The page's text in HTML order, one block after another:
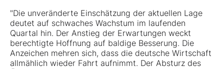
"Die unveränderte Einschätzung der aktuellen Lage
deutet auf schwaches Wachstum im laufenden
Quartal hin. Der Anstieg der Erwartungen weckt
berechtigte Hoffnung auf baldige Besserung. Die
Anzeichen mehren sich, dass die deutsche Wirtschaft
allmählich wieder Fahrt aufnimmt. Der Absturz des